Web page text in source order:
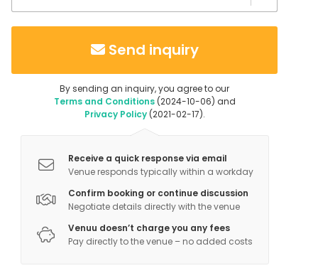
Send inquiry
By sending an inquiry, you agree to our
Terms and Conditions(2024-10-06) and
Privacy Policy(2021-02-17).
Receive a quick response via email
Venue responds typically within a workday
Confirm booking or continue discussion
Negotiate details directly with the venue
Venuu doesn’t charge you any fees
Pay directly to the venue – no added costs